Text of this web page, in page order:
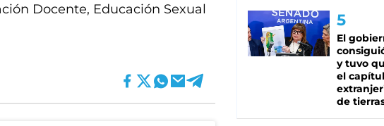
Docente, Educación Sexual
El
y tuvo
el
de